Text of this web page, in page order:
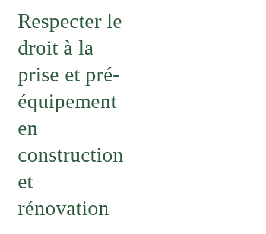
Respecter le
droit à la
prise et pré-
équipement
en
construction
et
rénovation